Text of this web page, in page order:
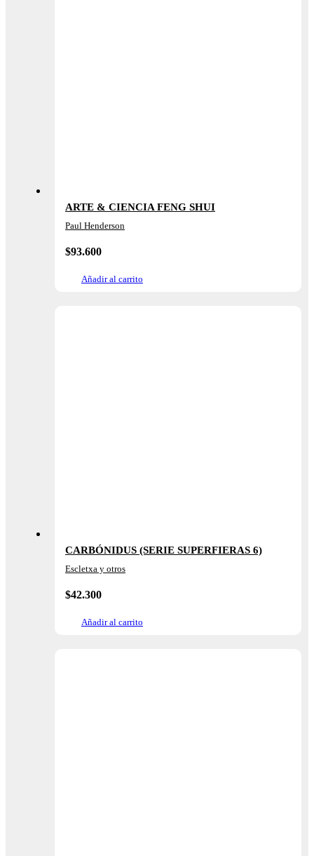
ARTE & CIENCIA FENG SHUI
Paul Henderson
$93.600
Añadir al carrito
CARBÓNIDUS (SERIE SUPERFIERAS 6)
Escletxa y otros
$42.300
Añadir al carrito